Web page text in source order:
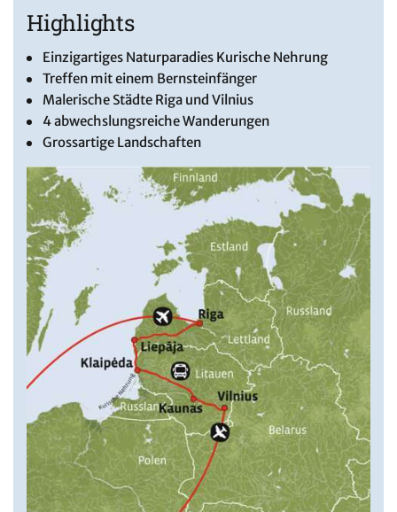
Highlights
Einzigartiges Naturparadies Kurische Nehrung
Treffen mit einem Bernsteinfänger
Malerische Städte Riga und Vilnius
4 abwechslungsreiche Wanderungen
Grossartige Landschaften